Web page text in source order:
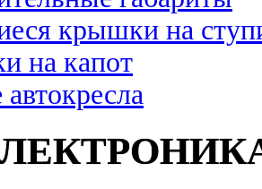
крышки на
на капот